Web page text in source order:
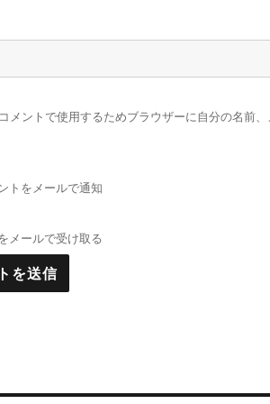
メントで使用するためブラウザーに自分の名前
トをメールで通知
メールで受け取る